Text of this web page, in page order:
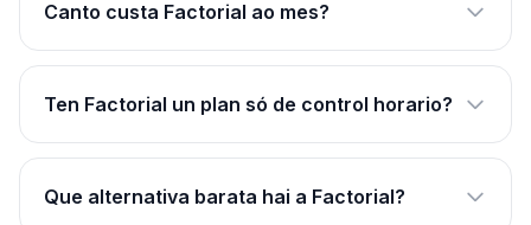
Canto custa Factorial ao mes?
Ten Factorial un plan só de control horario?
Que alternativa barata hai a Factorial?